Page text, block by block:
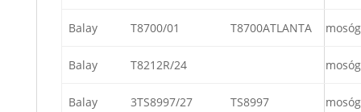
Balay T8700/01 T8700ATLANTA
Balay T8212R/24
Balay 3TS8997/27 TS8997